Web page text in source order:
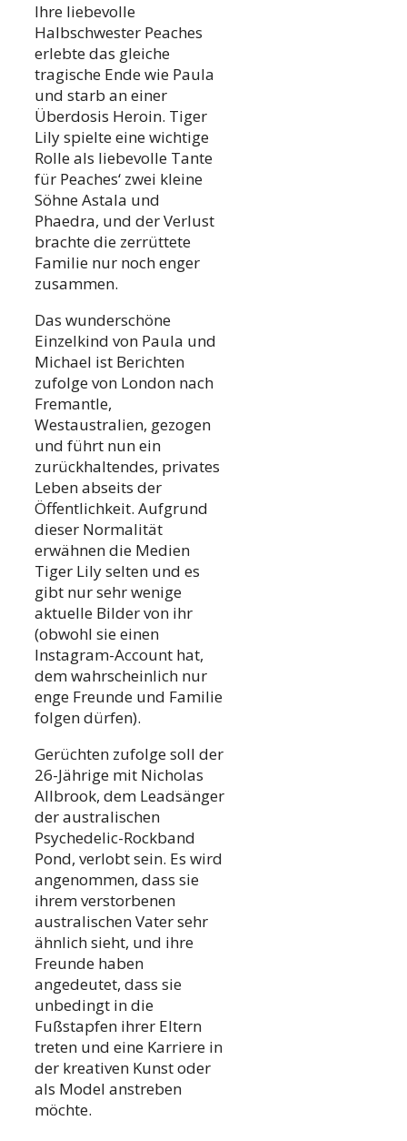
Ihre liebevolle
Halbschwester Peaches
erlebte das gleiche
tragische Ende wie Paula
und starb an einer
Überdosis Heroin. Tiger
Lily spielte eine wichtige
Rolle als liebevolle Tante
für Peaches‘ zwei kleine
Söhne Astala und
Phaedra, und der Verlust
brachte die zerrüttete
Familie nur noch enger
zusammen.
Das wunderschöne
Einzelkind von Paula und
Michael ist Berichten
zufolge von London nach
Fremantle,
Westaustralien, gezogen
und führt nun ein
zurückhaltendes, privates
Leben abseits der
Öffentlichkeit. Aufgrund
dieser Normalität
erwähnen die Medien
Tiger Lily selten und es
gibt nur sehr wenige
aktuelle Bilder von ihr
(obwohl sie einen
Instagram-Account hat,
dem wahrscheinlich nur
enge Freunde und Familie
folgen dürfen).
Gerüchten zufolge soll der
26-Jährige mit Nicholas
Allbrook, dem Leadsänger
der australischen
Psychedelic-Rockband
Pond, verlobt sein. Es wird
angenommen, dass sie
ihrem verstorbenen
australischen Vater sehr
ähnlich sieht, und ihre
Freunde haben
angedeutet, dass sie
unbedingt in die
Fußstapfen ihrer Eltern
treten und eine Karriere in
der kreativen Kunst oder
als Model anstreben
möchte.